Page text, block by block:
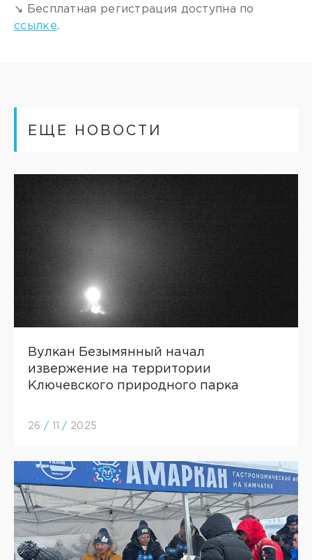
↘️ Бесплатная регистрация доступна по
ссылке.
ЕЩЕ НОВОСТИ
Вулкан Безымянный начал
извержение на территории
Ключевского природного парка
26 / / 2025